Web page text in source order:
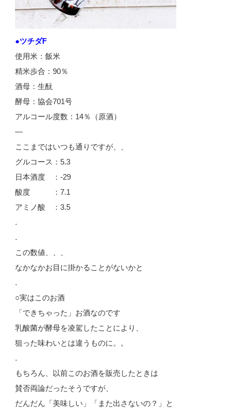
●ツチダF
使用米：飯米
精米歩合：90％
酒母：生酛
酵母：協会701号
アルコール度数：14％（原酒）
—
ここまではいつも通りですが、、
グルコース：5.3
日本酒度 ：-29
酸度 ：7.1
アミノ酸 ：3.5
.
.
この数値、、、
なかなかお目に掛かることがないかと
.
○実はこのお酒
「できちゃった」お酒なのです
乳酸菌が酵母を凌駕したことにより、
狙った味わいとは違うものに。。
.
もちろん、以前このお酒を販売したときは
賛否両論だったそうですが、
だんだん「美味しい」「また出さないの？」と